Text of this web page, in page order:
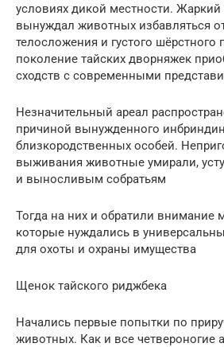
условиях дикой местности.
вынуждал животных избавляться
телосложения и густого
поколение тайских дворняжек
сходств с современными
Незначительный ареал
причиной вынужденного
близкородственных особей.
выживания животные умирали,
и выносливым собратьям
Тогда на них и обратили внимание
которые нуждались в
для охоты и охраны имущества
Щенок тайского риджбека
Начались первые попытки по
животных. Как и все четвероногие